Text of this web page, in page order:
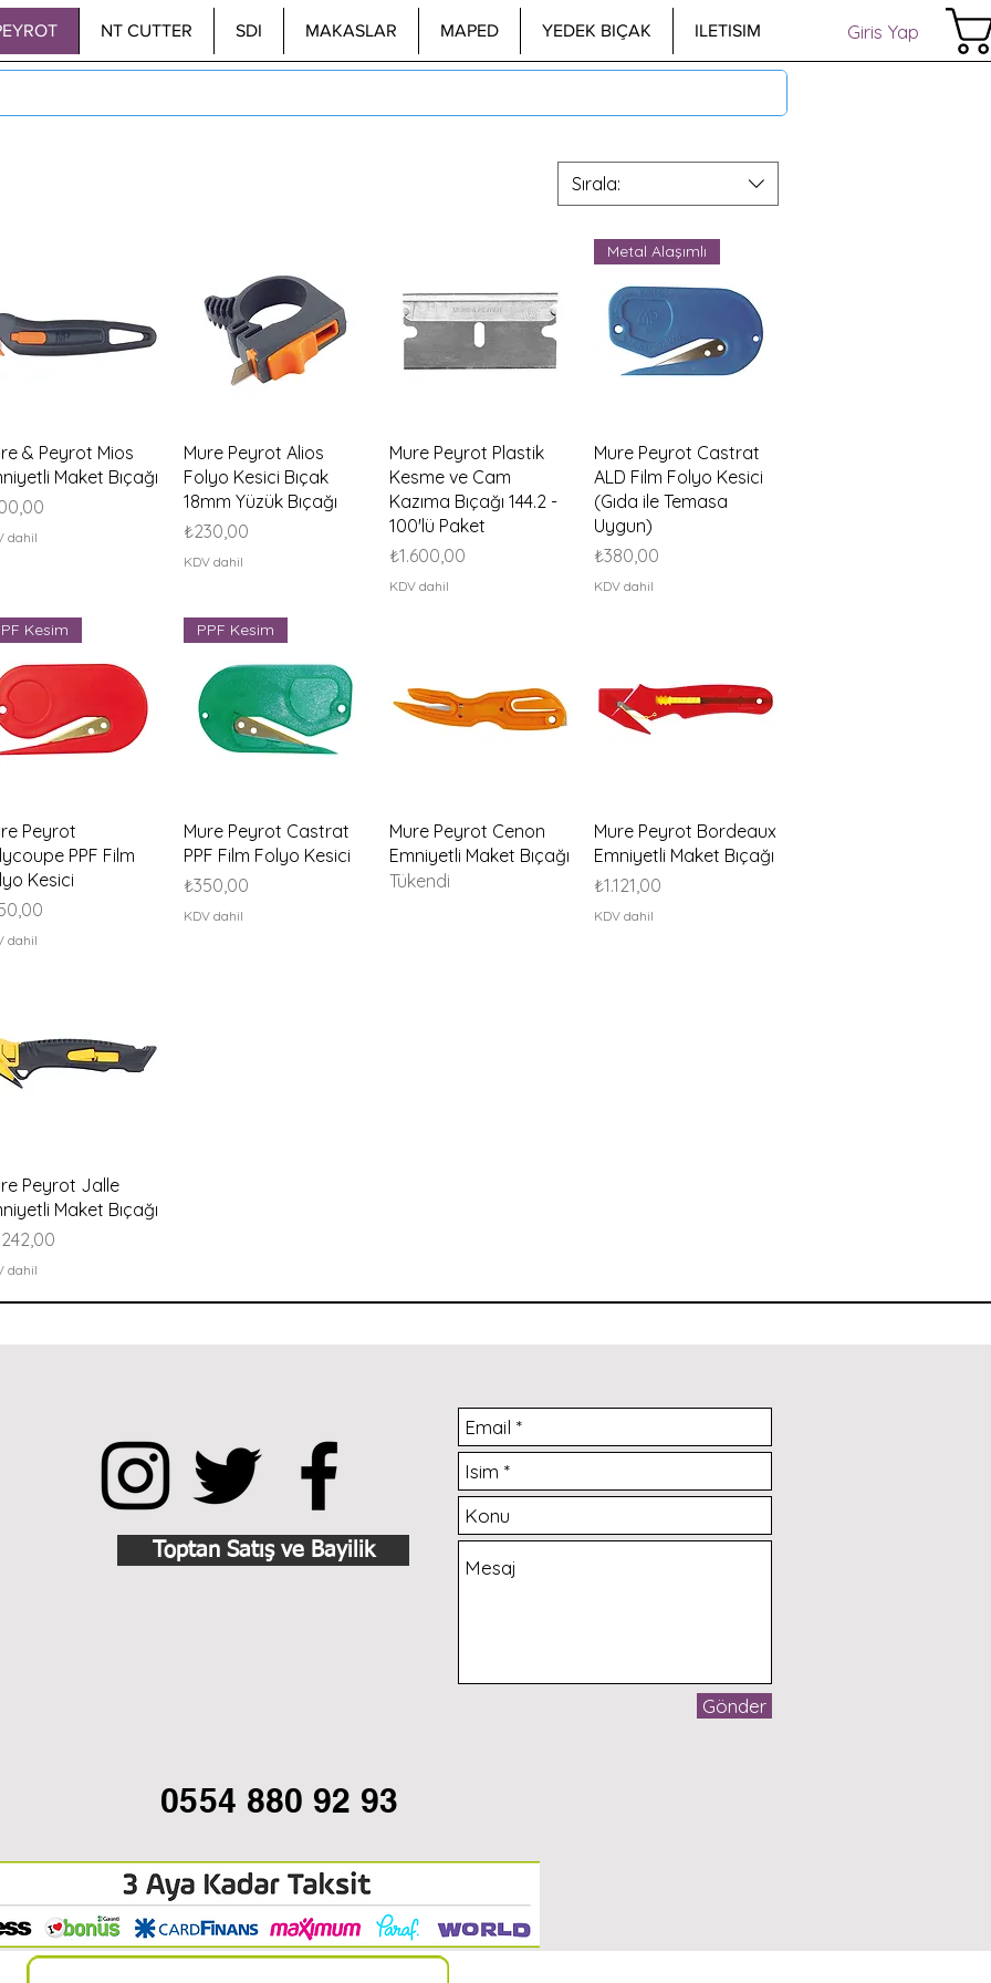
NT CUTTER SDI MAKASLAR MAPED YEDEK BIÇAK ILETISIM Giris Yap
Sırala:
Hızlı Bakış
& Peyrot Mios
Maket Bıçağı
dahil
Hızlı Bakış
Mure Peyrot Alios
Folyo Kesici Bıçak
18mm Yüzük Bıçağı
Fiyat
₺230,00
KDV dahil
Hızlı Bakış
Mure Peyrot Plastik
Kesme ve Cam
Kazıma Bıçağı 144.2 -
100'lü Paket
Fiyat
₺1.600,00
KDV dahil
Hızlı Bakış
Metal Alaşımlı
Mure Peyrot Castrat
ALD Film Folyo Kesici
(Gıda ile Temasa
Uygun)
Fiyat
₺380,00
KDV dahil
Hızlı Bakış
Kesim
Peyrot
PPF Film
Kesici
dahil
Hızlı Bakış
PPF Kesim
Mure Peyrot Castrat
PPF Film Folyo Kesici
Fiyat
₺350,00
KDV dahil
Hızlı Bakış
Mure Peyrot Cenon
Emniyetli Maket Bıçağı
Tükendi
Hızlı Bakış
Mure Peyrot Bordeaux
Emniyetli Maket Bıçağı
Fiyat
₺1.121,00
KDV dahil
Hızlı Bakış
Peyrot Jalle
Maket Bıçağı
dahil
Toptan Satış ve Bayilik
Gönder
0554 880 92 93